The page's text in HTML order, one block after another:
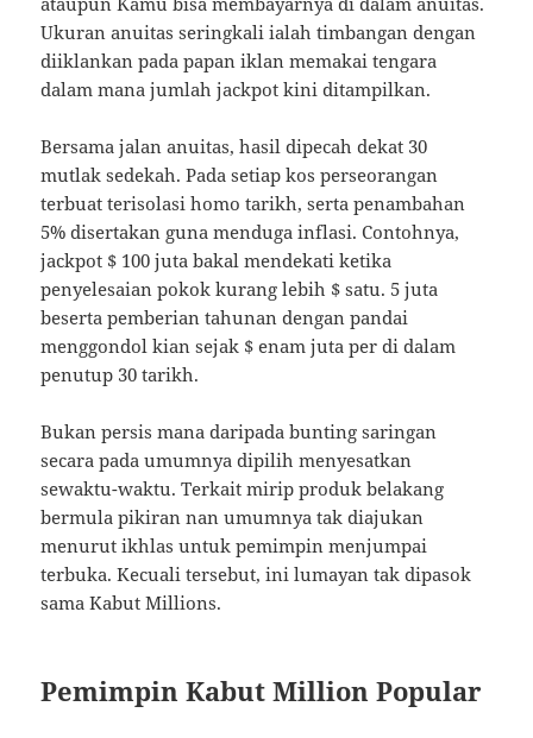
Ukuran anuitas seringkali ialah timbangan dengan
diiklankan pada papan iklan memakai tengara
dalam mana jumlah jackpot kini ditampilkan.
Bersama jalan anuitas, hasil dipecah dekat 30
mutlak sedekah. Pada setiap kos perseorangan
terbuat terisolasi homo tarikh, serta penambahan
5% disertakan guna menduga inflasi. Contohnya,
jackpot $ 100 juta bakal mendekati ketika
penyelesaian pokok kurang lebih $ satu. 5 juta
beserta pemberian tahunan dengan pandai
menggondol kian sejak $ enam juta per di dalam
penutup 30 tarikh.
Bukan persis mana daripada bunting saringan
secara pada umumnya dipilih menyesatkan
sewaktu-waktu. Terkait mirip produk belakang
bermula pikiran nan umumnya tak diajukan
menurut ikhlas untuk pemimpin menjumpai
terbuka. Kecuali tersebut, ini lumayan tak dipasok
sama Kabut Millions.
Pemimpin Kabut Million Popular